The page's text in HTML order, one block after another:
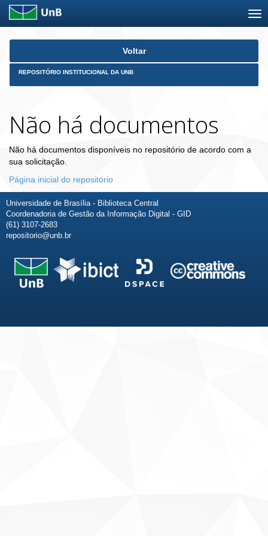
Skip
Voltar
REPOSITÓRIO INSTITUCIONAL DA UNB
Não há documentos
Não há documentos disponíveis no repositório de acordo com a
sua solicitação.
Página inicial do repositório
Universidade de Brasília - Biblioteca Central
Coordenadoria de Gestão da Informação Digital - GID
(61) 3107-2683
repositorio@unb.br